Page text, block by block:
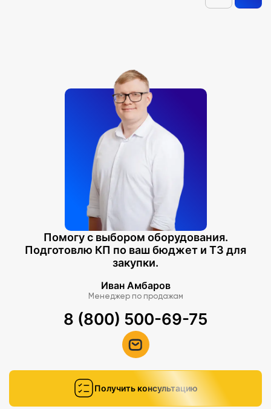
Помогу с выбором оборудования.
Подготовлю КП по ваш бюджет и ТЗ для
закупки.
Иван Амбаров
Менеджер по продажам
8 (800) 500-69-75
Получить консультацию